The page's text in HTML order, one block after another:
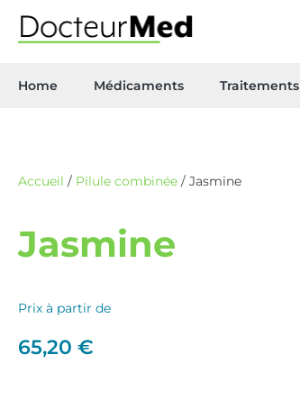
Home Médicaments Traitements
Accueil / Pilule combinée / Jasmine
Jasmine
Prix à partir de
65,20 €